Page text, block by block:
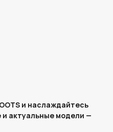
и наслаждайтесь
и актуальные модели —